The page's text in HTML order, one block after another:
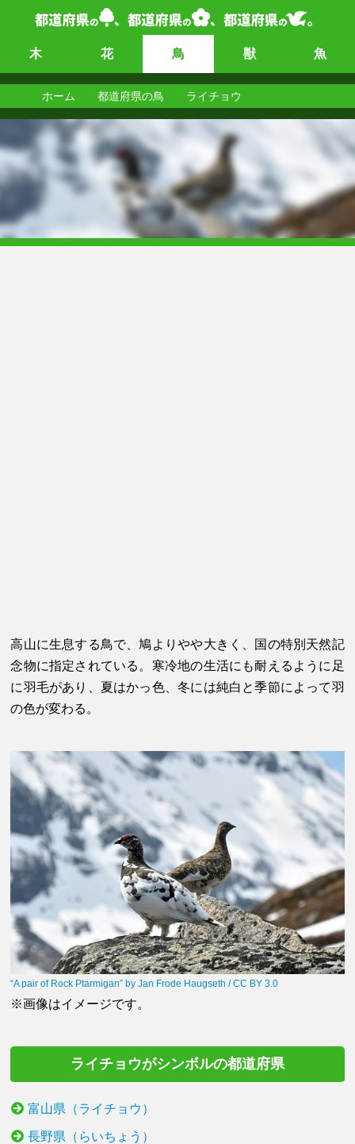
木 花 鳥 獣 魚
ホーム 都道府県の鳥 ライチョウ
高山に生息する鳥で、鳩よりやや大きく、国の特別天然記
念物に指定されている。寒冷地の生活にも耐えるように足
に羽毛があり、夏はかっ色、冬には純白と季節によって羽
の色が変わる。
“A pair of Rock Ptarmigan” by Jan Frode Haugseth / CC BY 3.0
※画像はイメージです。
ライチョウがシンボルの都道府県
富山県（ライチョウ）
長野県（らいちょう）